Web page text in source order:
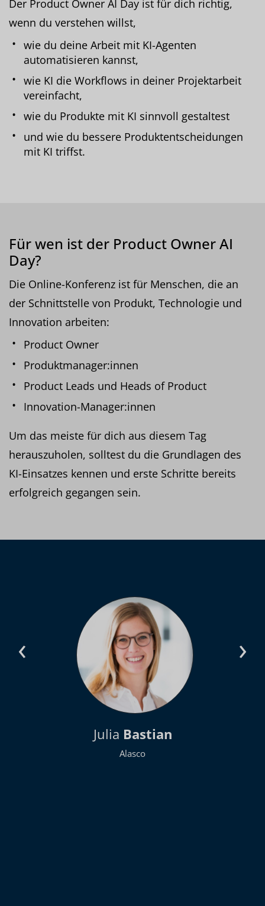
Der Product Owner AI Day ist für dich richtig,
wenn du verstehen willst,
wie du deine Arbeit mit KI-Agenten
automatisieren kannst,
wie KI die Workflows in deiner Projektarbeit
vereinfacht,
wie du Produkte mit KI sinnvoll gestaltest
und wie du bessere Produktentscheidungen
mit KI triffst.
Für wen ist der Product Owner AI
Day?
Die Online-Konferenz ist für Menschen, die an
der Schnittstelle von Produkt, Technologie und
Innovation arbeiten:
Product Owner
Produktmanager:innen
Product Leads und Heads of Product
Innovation-Manager:innen
Um das meiste für dich aus diesem Tag
herauszuholen, solltest du die Grundlagen des
KI-Einsatzes kennen und erste Schritte bereits
erfolgreich gegangen sein.
Julia Bastian
Alasco
‹ ›